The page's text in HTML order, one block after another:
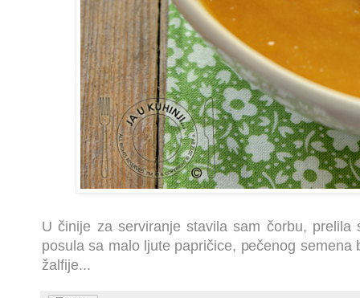
U činije za serviranje stavila sam čorbu, prelila
posula sa malo ljute papričice, pečenog semena
žalfije...